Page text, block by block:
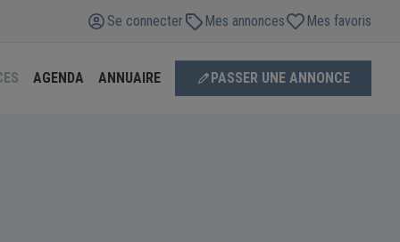
Se connecter Mes annonces Mes favoris
AGENDA ANNUAIRE PASSER UNE ANNONCE